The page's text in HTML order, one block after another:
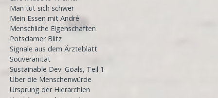
Man tut sich schwer
Mein Essen mit André
Menschliche Eigenschaften
Potsdamer Blitz
Signale aus dem Ärzteblatt
Souveränität
Sustainable Dev. Goals, Teil 1
Über die Menschenwürde
Ursprung der Hierarchien